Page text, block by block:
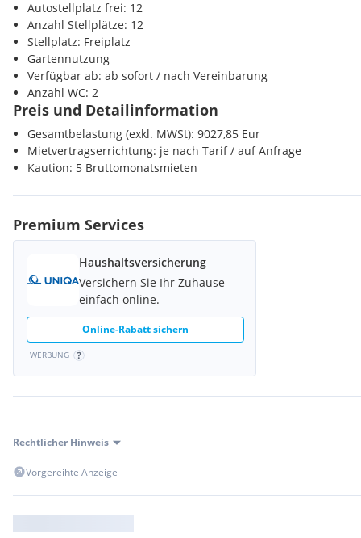
Kaution:5 Bruttomonatsmieten (auf Grund der hochwertigen
Vermittlungsprovision:3 Bruttomonatsmieten zzgl. 20 % USt.
Mietvertragserrichtung:je nach Tarif / auf Anfrage
Vergebührung:je nach Bemessungsgrundlage
bzw. Verkäufer, nach unserer Aufklärung über die generell
Aufforderung zu seiner Erstellung noch nicht vorgelegt. Daher
und der Art des Gebäudes entsprechende
angebotenen Immobilie.
Der Vermittler ist als Doppelmakler tätig.
Autostellplatz frei: 12
Anzahl Stellplätze: 12
Stellplatz: Freiplatz
Gartennutzung
Verfügbar ab: ab sofort / nach Vereinbarung
Anzahl WC: 2
Preis und Detailinformation
Gesamtbelastung (exkl. MWSt): 9027,85 Eur
Mietvertragserrichtung: je nach Tarif / auf Anfrage
Kaution: 5 Bruttomonatsmieten
Premium Services
Haushaltsversicherung
Versichern Sie Ihr Zuhause
einfach online.
Online-Rabatt sichern
WERBUNG
Rechtlicher Hinweis
Vorgereihte Anzeige